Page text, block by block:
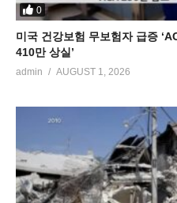
0
미국 건강보험 무보험자 급증
410만 상실’
admin AUGUST 1, 2026